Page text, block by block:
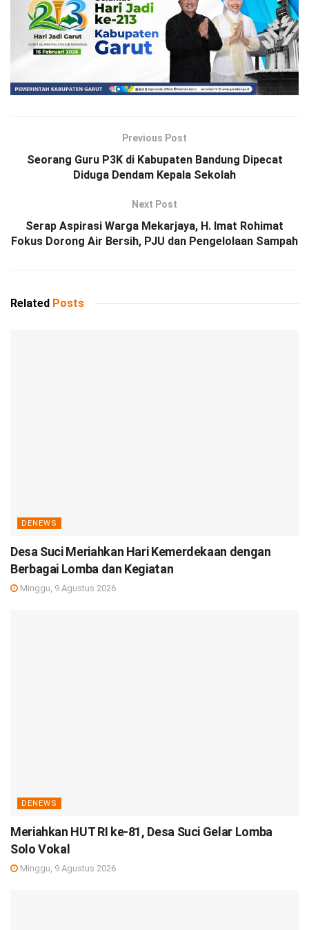
Previous Post
Seorang Guru P3K di Kabupaten Bandung Dipecat
Diduga Dendam Kepala Sekolah
Next Post
Serap Aspirasi Warga Mekarjaya, H. Imat Rohimat
Fokus Dorong Air Bersih, PJU dan Pengelolaan Sampah
Related Posts
DENEWS
Desa Suci Meriahkan Hari Kemerdekaan dengan
Berbagai Lomba dan Kegiatan
Minggu, 9 Agustus 2026
DENEWS
Meriahkan HUT RI ke-81, Desa Suci Gelar Lomba
Solo Vokal
Minggu, 9 Agustus 2026